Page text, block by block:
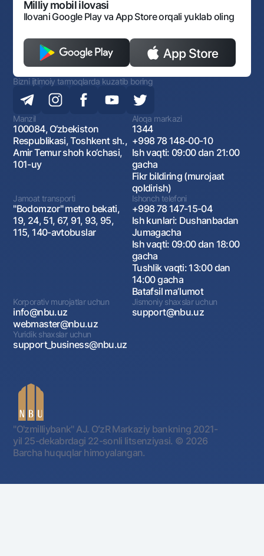
Monopoliyaga qarshi komplaens
Milliy mobil ilovasi
Ilovani Google Play va App Store orqali yuklab oling
Bizni ijtimoiy tarmoqlarda kuzatib boring
Manzil
100084, O‘zbekiston
Respublikasi, Toshkent sh.,
Amir Temur shoh ko‘chasi,
101-uy
Aloqa markazi
1344
+998 78 148-00-10
Ish vaqti: 09:00 dan 21:00
gacha
Fikr bildiring (murojaat
qoldirish)
Jamoat transporti
"Bodomzor" metro bekati,
19, 24, 51, 67, 91, 93, 95,
115, 140-avtobuslar
Ishonch telefoni
+998 78 147-15-04
Ish kunlari: Dushanbadan
Jumagacha
Ish vaqti: 09:00 dan 18:00
gacha
Tushlik vaqti: 13:00 dan
14:00 gacha
Batafsil maʼlumot
Korporativ murojatlar uchun
info@nbu.uz
webmaster@nbu.uz
Jismoniy shaxslar uchun
support@nbu.uz
Yuridik shaxslar uchun
support_business@nbu.uz
"O'zmilliybank" AJ. OʻzR Markaziy bankning 2021-
yil 25-dekabrdagi 22-sonli litsenziyasi. © 2026
Barcha huquqlar himoyalangan.